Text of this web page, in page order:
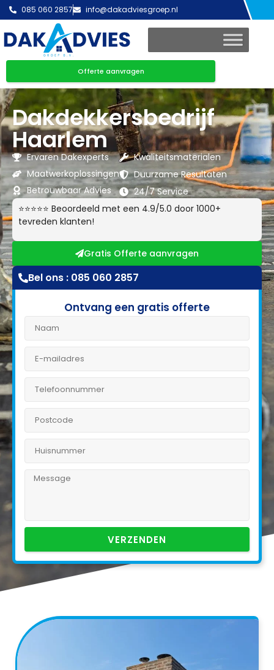
085 060 2857 info@dakadviesgroep.nl
Offerte aanvragen
Dakdekkersbedrijf
Haarlem
Ervaren Dakexperts
Maatwerkoplossingen
Betrouwbaar Advies
Kwaliteitsmaterialen
Duurzame Resultaten
24/7 Service
⭐⭐⭐⭐⭐ Beoordeeld met een 4.9/5.0 door 1000+
tevreden klanten!
Gratis Offerte aanvragen
Bel ons : 085 060 2857
Ontvang een gratis offerte
VERZENDEN